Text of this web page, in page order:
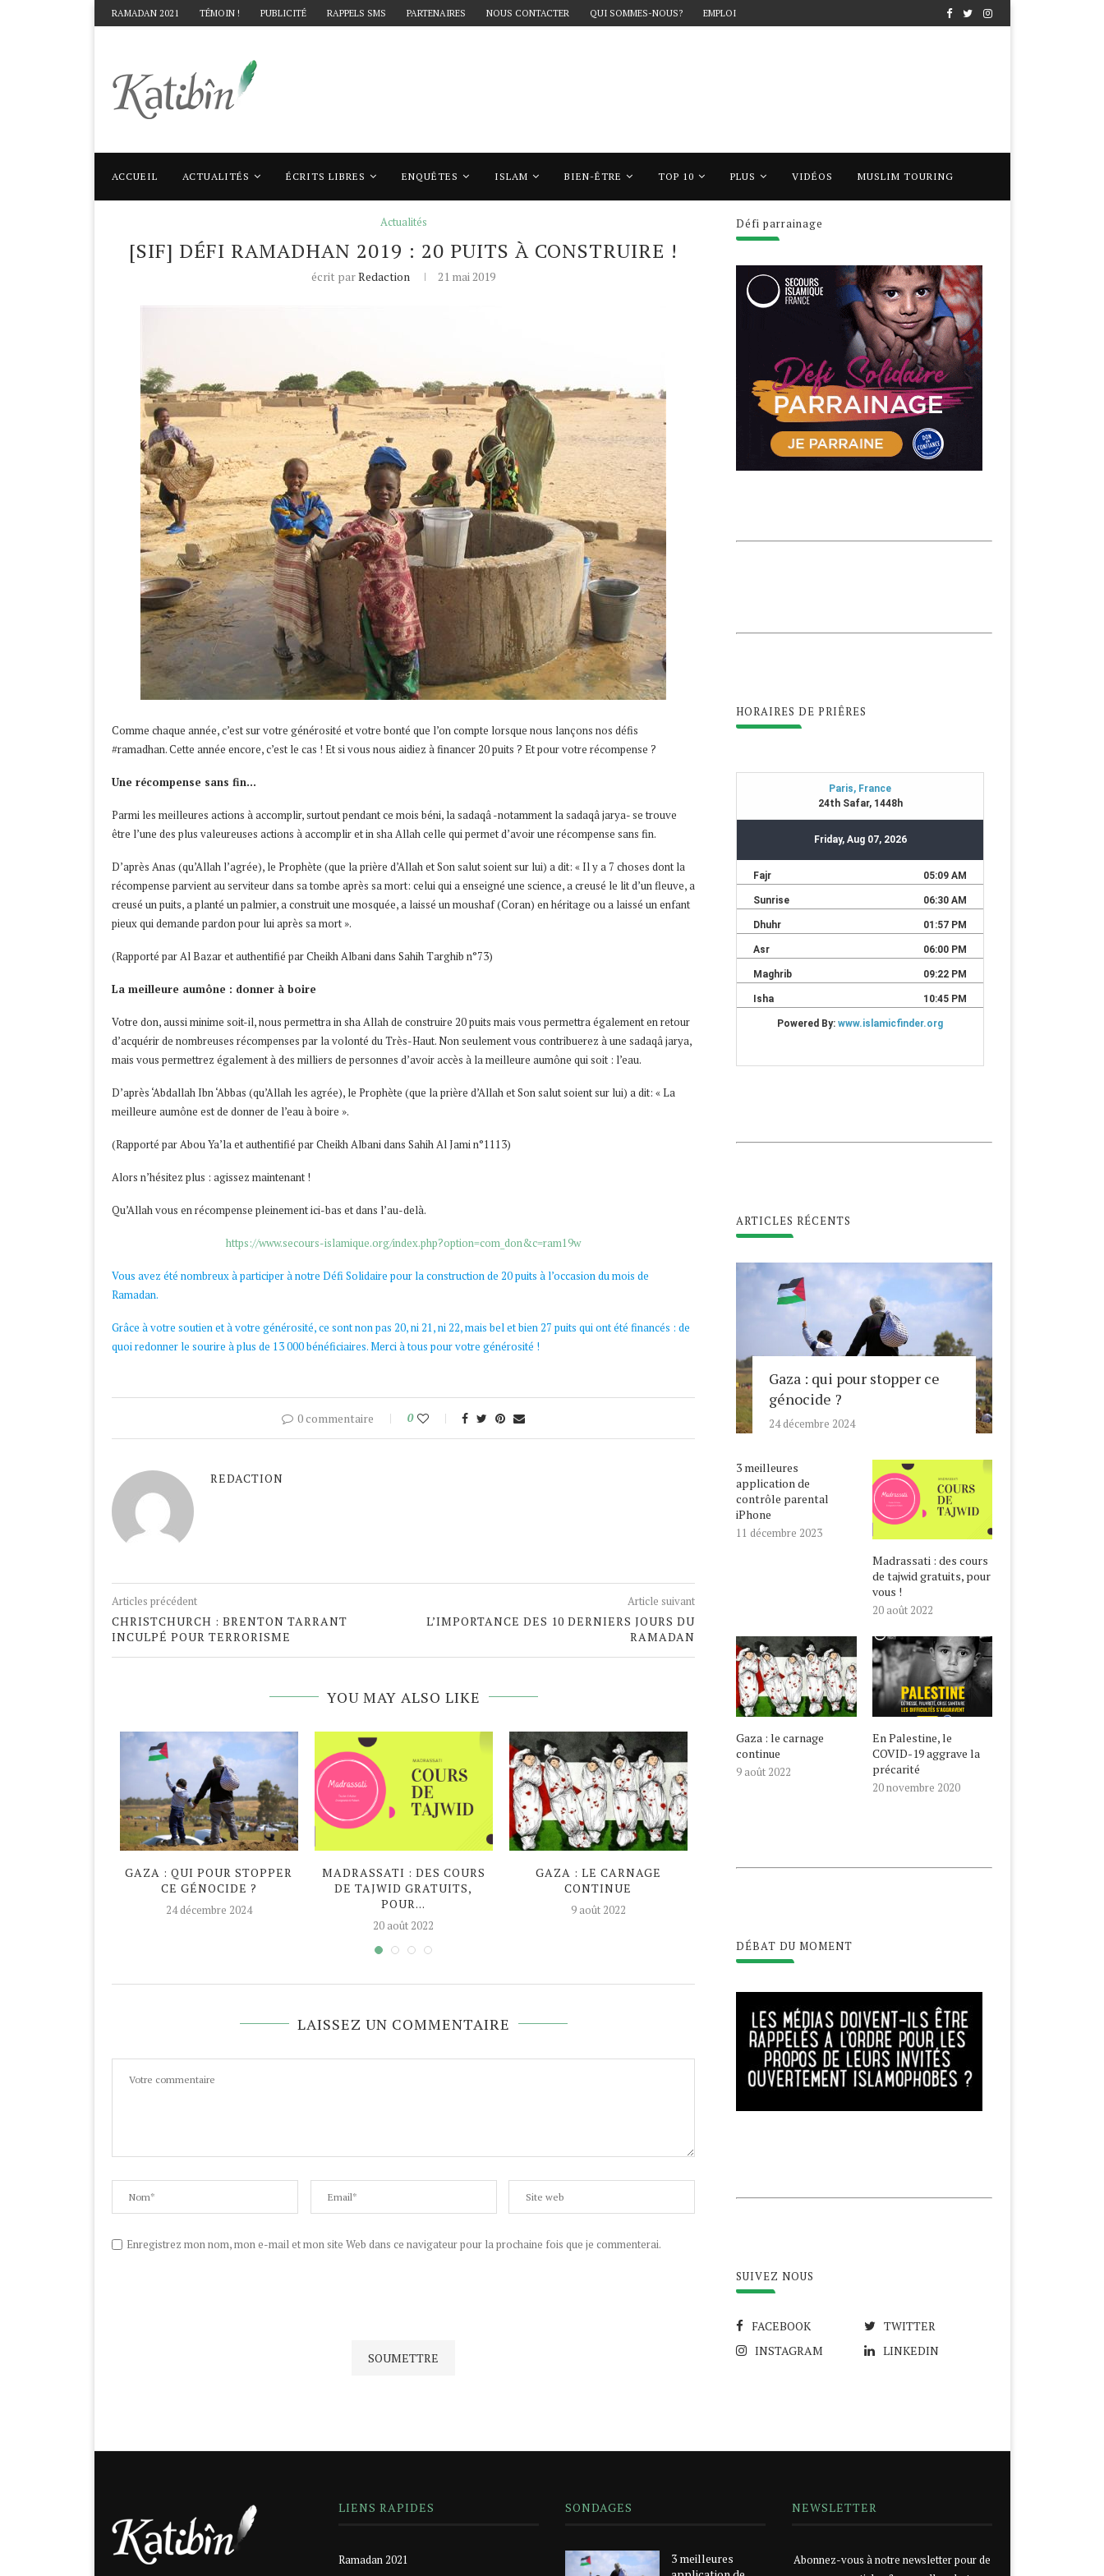
RAMADAN 2021 TÉMOIN ! PUBLICITÉ RAPPELS SMS PARTENAIRES NOUS CONTACTER QUI SOMMES-NOUS? EMPLOI
ACCUEIL ACTUALITÉS ÉCRITS LIBRES ENQUÊTES ISLAM BIEN-ÊTRE TOP 10 PLUS VIDÉOS MUSLIM TOURING
Accueil Actualités [SIF] Défi Ramadhan 2019 : 20 puits à construire !
Actualités
[SIF] DÉFI RAMADHAN 2019 : 20 PUITS À CONSTRUIRE !
écrit parRedaction 21 mai 2019
Comme chaque année, c’est sur votre générosité et votre bonté que l’on compte lorsque nous lançons nos défis
#ramadhan. Cette année encore, c’est le cas ! Et si vous nous aidiez à financer 20 puits ? Et pour votre récompense ?
Une récompense sans fin…
Parmi les meilleures actions à accomplir, surtout pendant ce mois béni, la sadaqâ -notamment la sadaqâ jarya- se trouve
être l’une des plus valeureuses actions à accomplir et in sha Allah celle qui permet d’avoir une récompense sans fin.
D’après Anas (qu’Allah l’agrée), le Prophète (que la prière d’Allah et Son salut soient sur lui) a dit: « Il y a 7 choses dont la
récompense parvient au serviteur dans sa tombe après sa mort: celui qui a enseigné une science, a creusé le lit d’un fleuve, a
creusé un puits, a planté un palmier, a construit une mosquée, a laissé un moushaf (Coran) en héritage ou a laissé un enfant
pieux qui demande pardon pour lui après sa mort ».
(Rapporté par Al Bazar et authentifié par Cheikh Albani dans Sahih Targhib n°73)
La meilleure aumône : donner à boire
Votre don, aussi minime soit-il, nous permettra in sha Allah de construire 20 puits mais vous permettra également en retour
d’acquérir de nombreuses récompenses par la volonté du Très-Haut. Non seulement vous contribuerez à une sadaqâ jarya,
mais vous permettrez également à des milliers de personnes d’avoir accès à la meilleure aumône qui soit : l’eau.
D’après ‘Abdallah Ibn ‘Abbas (qu’Allah les agrée), le Prophète (que la prière d’Allah et Son salut soient sur lui) a dit: « La
meilleure aumône est de donner de l’eau à boire ».
(Rapporté par Abou Ya’la et authentifié par Cheikh Albani dans Sahih Al Jami n°1113)
Alors n’hésitez plus : agissez maintenant !
Qu’Allah vous en récompense pleinement ici-bas et dans l’au-delà.
https://www.secours-islamique.org/index.php?option=com_don&c=ram19w
Vous avez été nombreux à participer à notre Défi Solidaire pour la construction de 20 puits à l’occasion du mois de
Ramadan.
Grâce à votre soutien et à votre générosité, ce sont non pas 20, ni 21, ni 22, mais bel et bien 27 puits qui ont été financés : de
quoi redonner le sourire à plus de 13 000 bénéficiaires. Merci à tous pour votre générosité !
0 commentaire 0
REDACTION
Articles précédent
CHRISTCHURCH : BRENTON TARRANT
INCULPÉ POUR TERRORISME
Article suivant
L’IMPORTANCE DES 10 DERNIERS JOURS DU
RAMADAN
YOU MAY ALSO LIKE
GAZA : QUI POUR STOPPER
CE GÉNOCIDE ?
24 décembre 2024
MADRASSATI : DES COURS
DE TAJWID GRATUITS,
POUR...
20 août 2022
GAZA : LE CARNAGE
CONTINUE
9 août 2022
EN PALESTINE, LE COVID-19
NOUVEL AN HÉGIRIEN,
LAISSEZ UN COMMENTAIRE
Enregistrez mon nom, mon e-mail et mon site Web dans ce navigateur pour la prochaine fois que je commenterai.
Défi parrainage
HORAIRES DE PRIÊRES
ARTICLES RÉCENTS
Gaza : qui pour stopper ce
génocide ?
24 décembre 2024
3 meilleures
application de
contrôle parental
iPhone
11 décembre 2023
Madrassati : des cours
de tajwid gratuits, pour
vous !
20 août 2022
Gaza : le carnage
continue
9 août 2022
En Palestine, le
COVID-19 aggrave la
précarité
20 novembre 2020
DÉBAT DU MOMENT
SUIVEZ NOUS
FACEBOOK
TWITTER
INSTAGRAM
LINKEDIN
LIENS RAPIDES
Ramadan 2021
SONDAGES
3 meilleures
NEWSLETTER
Abonnez-vous à notre newsletter pour de